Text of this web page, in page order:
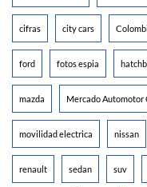
cifras city cars
ford fotos espia
mazda Mercado Automotor
movilidad electrica nissan
renault sedan suv